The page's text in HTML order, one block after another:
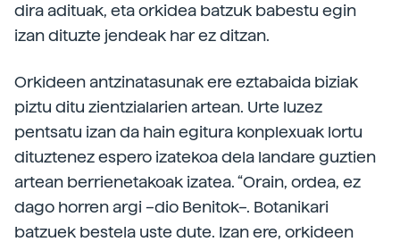
dira adituak, eta orkidea batzuk babestu egin
izan dituzte jendeak har ez ditzan.
Orkideen antzinatasunak ere eztabaida biziak
piztu ditu zientzialarien artean. Urte luzez
pentsatu izan da hain egitura konplexuak lortu
dituztenez espero izatekoa dela landare guztien
artean berrienetakoak izatea. “Orain, ordea, ez
dago horren argi –dio Benitok–. Botanikari
batzuek bestela uste dute. Izan ere, orkideen